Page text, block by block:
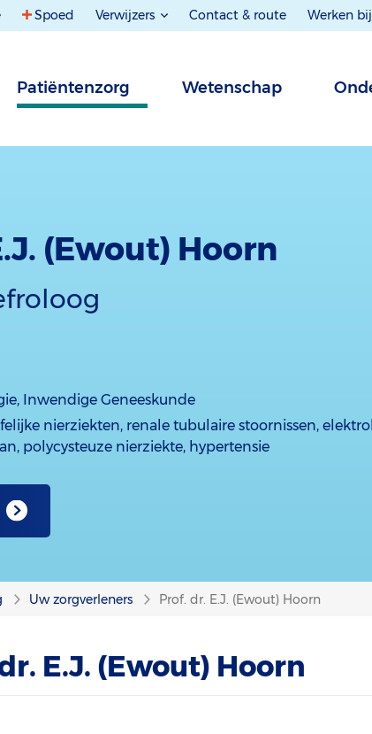
Spoed Verwijzers Contact & route Werken bij
Patiëntenzorg Wetenschap
(Ewout) Hoorn
Inwendige Geneeskunde
nierziekten, renale tubulaire stoornissen,
polycysteuze nierziekte, hypertensie
Uw zorgverleners Prof. dr. E.J. (Ewout) Hoorn
E.J. (Ewout) Hoorn